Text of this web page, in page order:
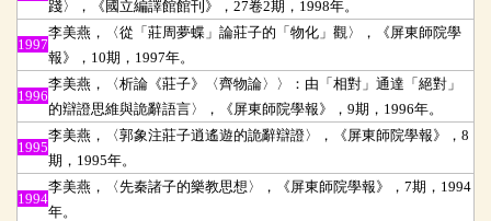
踐〉，《國立編譯館館刊》，27卷2期，1998年。
1997
李美燕，〈從「莊周夢蝶」論莊子的「物化」觀〉，《屏東師院學
報》，10期，1997年。
1996
李美燕，〈析論《莊子》〈齊物論〉〉：由「相對」通達「絕對」
的辯證思維與詭辭語言〉，《屏東師院學報》，9期，1996年。
1995
李美燕，〈郭象注莊子逍遙遊的詭辭辯證〉，《屏東師院學報》，8
期，1995年。
1994
李美燕，〈先秦諸子的樂教思想〉，《屏東師院學報》，7期，1994
年。